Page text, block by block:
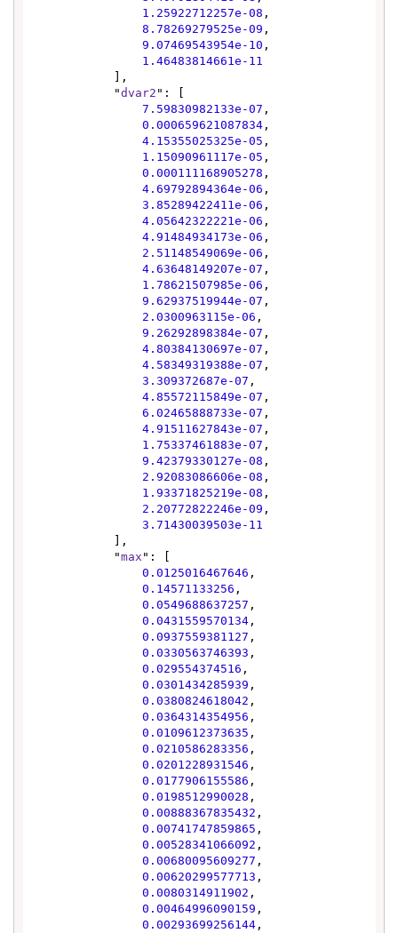
1.25922712257e-08 ,
8.78269279525e-09 ,
9.07469543954e-10 ,
1.46483814661e-11
            "
dvar2 ": [
7.59830982133e-07 ,
0.000659621087834 ,
4.15355025325e-05 ,
1.15090961117e-05 ,
0.000111168905278 ,
4.69792894364e-06 ,
3.85289422411e-06 ,
4.05642322221e-06 ,
4.91484934173e-06 ,
2.51148549069e-06 ,
4.63648149207e-07 ,
1.78621507985e-06 ,
9.62937519944e-07 ,
2.0300963115e-06 ,
9.26292898384e-07 ,
4.80384130697e-07 ,
4.58349319388e-07 ,
3.309372687e-07 ,
4.85572115849e-07 ,
6.02465888733e-07 ,
4.91511627843e-07 ,
1.75337461883e-07 ,
9.42379330127e-08 ,
2.92083086606e-08 ,
1.93371825219e-08 ,
2.20772822246e-09 ,
3.71430039503e-11
            "
max ": [
0.0125016467646 ,
0.14571133256 ,
0.0549688637257 ,
0.0431559570134 ,
0.0937559381127 ,
0.0330563746393 ,
0.029554374516 ,
0.0301434285939 ,
0.0380824618042 ,
0.0364314354956 ,
0.0109612373635 ,
0.0210586283356 ,
0.0201228931546 ,
0.0177906155586 ,
0.0198512990028 ,
0.00888367835432 ,
0.00741747859865 ,
0.00528341066092 ,
0.00680095609277 ,
0.00620299577713 ,
0.0080314911902 ,
0.00464996090159 ,
0.00293699256144 ,